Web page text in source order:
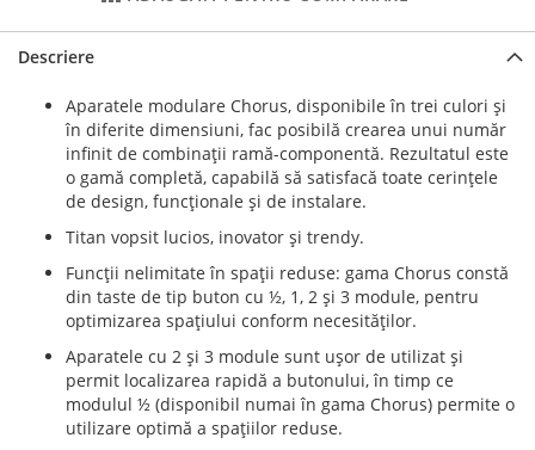
Descriere
Aparatele modulare Chorus, disponibile în trei culori şi
în diferite dimensiuni, fac posibilă crearea unui număr
infinit de combinaţii ramă-componentă. Rezultatul este
o gamă completă, capabilă să satisfacă toate cerinţele
de design, funcţionale şi de instalare.
Titan vopsit lucios, inovator şi trendy.
Funcţii nelimitate în spaţii reduse: gama Chorus constă
din taste de tip buton cu ½, 1, 2 şi 3 module, pentru
optimizarea spaţiului conform necesităţilor.
Aparatele cu 2 şi 3 module sunt uşor de utilizat şi
permit localizarea rapidă a butonului, în timp ce
modulul ½ (disponibil numai în gama Chorus) permite o
utilizare optimă a spaţiilor reduse.